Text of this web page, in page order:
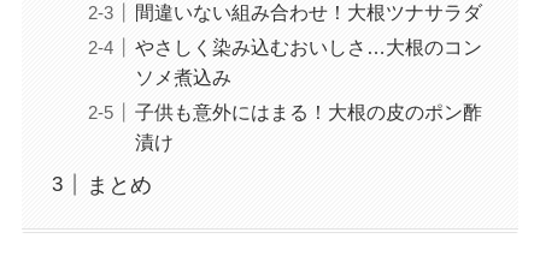
間違いない組み合わせ！大根ツナサラダ
やさしく染み込むおいしさ…大根のコン
ソメ煮込み
子供も意外にはまる！大根の皮のポン酢
漬け
まとめ